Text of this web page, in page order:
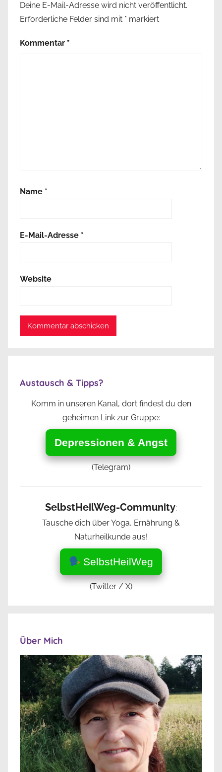
Deine E-Mail-Adresse wird nicht veröffentlicht.
Erforderliche Felder sind mit * markiert
Kommentar *
Name *
E-Mail-Adresse *
Website
Austausch & Tipps?
Komm in unseren Kanal, dort findest du den
geheimen Link zur Gruppe:
Depressionen & Angst
(Telegram)
SelbstHeilWeg-Community:
Tausche dich über Yoga, Ernährung &
Naturheilkunde aus!
SelbstHeilWeg
(Twitter / X)
Über Mich